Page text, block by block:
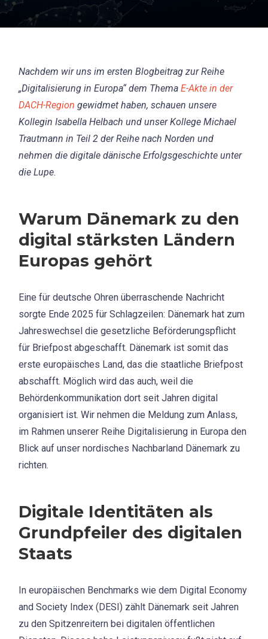
Nachdem wir uns im ersten Blogbeitrag zur Reihe
„Digitalisierung in Europa“ dem ThemaE-Akte in der
DACH-Region gewidmet haben, schauen unsere
Kollegin Isabella Helbach und unser Kollege Michael
Trautmann in Teil 2 der Reihe nach Norden und
nehmen die digitale dänische Erfolgsgeschichte unter
die Lupe.
Warum Dänemark zu den
digital stärksten Ländern
Europas gehört
Eine für deutsche Ohren überraschende Nachricht
sorgte Ende 2025 für Schlagzeilen: Dänemark hat zum
Jahreswechsel die gesetzliche Beförderungspflicht
für Briefpost abgeschafft. Dänemark ist somit das
erste europäisches Land, das die staatliche Briefpost
abschafft. Möglich wird das auch, weil die
Behördenkommunikation dort seit Jahren digital
organisiert ist. Wir nehmen die Meldung zum Anlass,
im Rahmen unserer Reihe Digitalisierung in Europa den
Blick auf unser nordisches Nachbarland Dänemark zu
richten.
Digitale Identitäten als
Grundpfeiler des digitalen
Staats
In europäischen Benchmarks wie dem Digital Economy
and Society Index (DESI) zählt Dänemark seit Jahren
zu den Spitzenreitern bei digitalen öffentlichen